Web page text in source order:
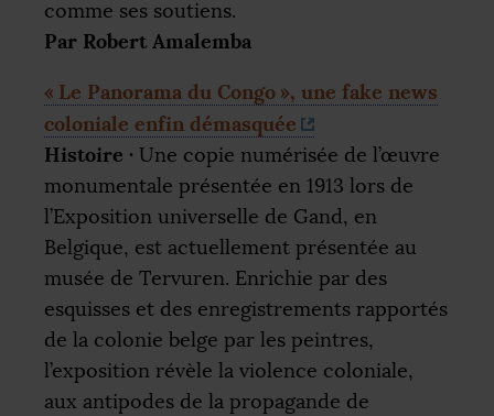
comme ses soutiens.
Par Robert Amalemba
« Le Panorama du Congo », une fake news
coloniale enfin démasquée
Histoire · Une copie numérisée de l’œuvre
monumentale présentée en 1913 lors de
l’Exposition universelle de Gand, en
Belgique, est actuellement présentée au
musée de Tervuren. Enrichie par des
esquisses et des enregistrements rapportés
de la colonie belge par les peintres,
l’exposition révèle la violence coloniale,
aux antipodes de la propagande de